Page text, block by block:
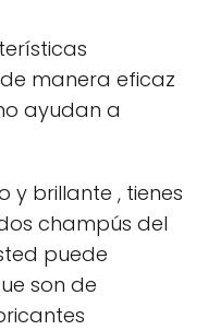
manera eficaz
ayudan a
y brillante , tienes
champús del
puede
son de